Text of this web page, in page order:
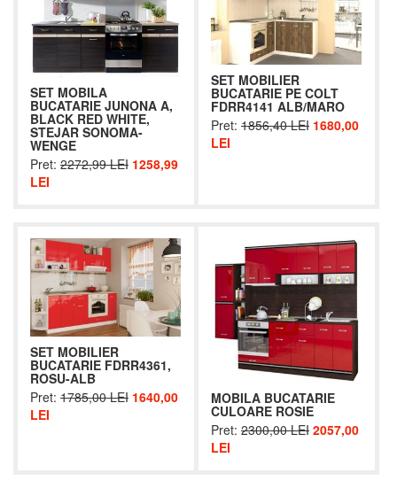
SET MOBILA
BUCATARIE JUNONA A,
BLACK RED WHITE,
STEJAR SONOMA-
WENGE
Pret: 2272,99 LEI 1258,99
LEI
SET MOBILIER
BUCATARIE PE COLT
FDRR4141 ALB/MARO
Pret: 1856,40 LEI 1680,00
LEI
SET MOBILIER
BUCATARIE FDRR4361,
ROSU-ALB
Pret: 1785,00 LEI 1640,00
LEI
MOBILA BUCATARIE
CULOARE ROSIE
Pret: 2300,00 LEI 2057,00
LEI